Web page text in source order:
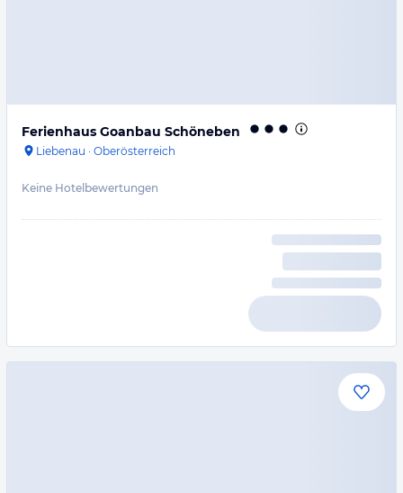
Ferienhaus Goanbau Schöneben
Liebenau · Oberösterreich
Keine Hotelbewertungen